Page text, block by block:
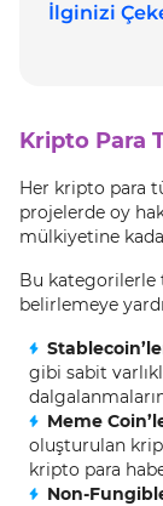
İlginizi
Kripto Para
Her kripto para
projelerde oy
mülkiyetine
Bu kategorilerle
belirlemeye
gibi sabit
Meme
oluşturulan
kripto para
Non-